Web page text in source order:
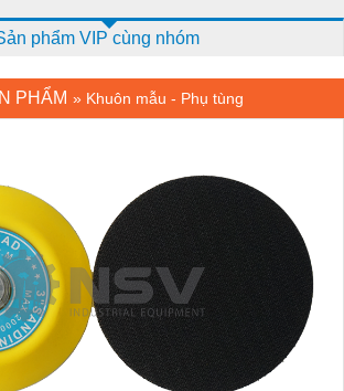
phẩm VIP cùng nhóm
PHẨM » Khuôn mẫu - Phụ tùng